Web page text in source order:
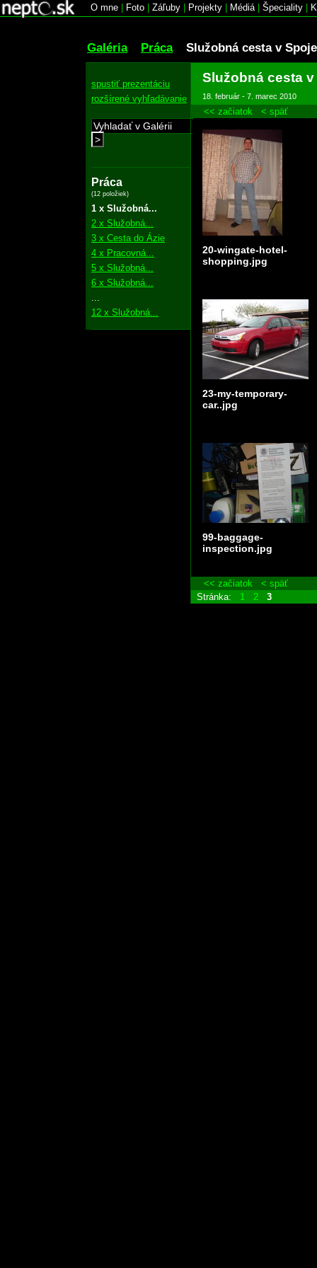
O mne Foto Záľuby Projekty Médiá| Špeciality
Galéria Práca Služobná cesta v
spustiť prezentáciu
rozšírené vyhľadávanie
>
Práca
(12 položiek)
1 x Služobná...
2 x Služobná...
3 x Cesta do Ázie
4 x Pracovná...
5 x Služobná...
6 x Služobná...
12 x Služobná...
Služobná cesta
18. február - 7. marec 2010
<< začiatok < späť
20-wingate-hotel-
shopping.jpg
23-my-temporary-
car..jpg
99-baggage-
inspection.jpg
<< začiatok
< späť
Stránka:
1 2 3